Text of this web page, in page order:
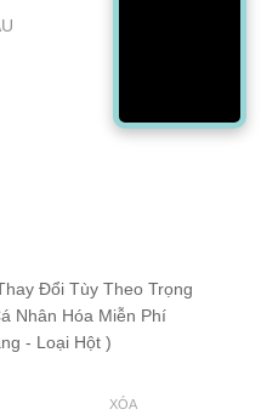
Đổi Tùy Theo Trọng
Nhân Hóa Miễn Phí
- Loại Hột )
XÓA